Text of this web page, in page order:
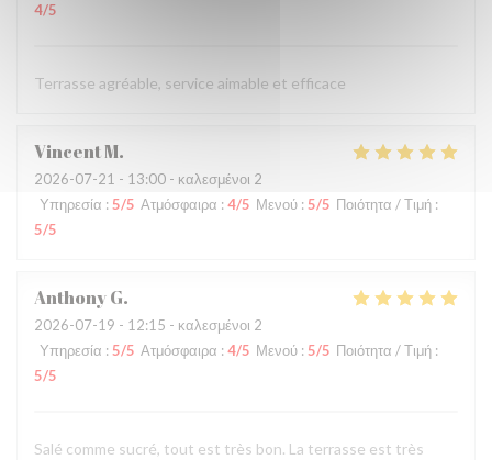
4/5
Terrasse agréable, service aimable et efficace
VincentM
2026-07-21 - 13:00 - καλεσμένοι 2
Υπηρεσία : 5/5 Ατμόσφαιρα : 4/5 Μενού : 5/5 Ποιότητα / Τιμή :
5/5
AnthonyG
2026-07-19 - 12:15 - καλεσμένοι 2
Υπηρεσία : 5/5 Ατμόσφαιρα : 4/5 Μενού : 5/5 Ποιότητα / Τιμή :
5/5
Salé comme sucré, tout est très bon. La terrasse est très